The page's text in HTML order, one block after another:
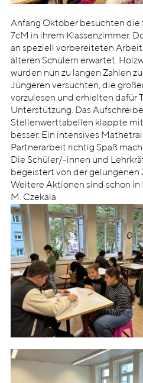
Anfang Oktober besuchten die
7cM in ihrem Klassenzimmer.
an speziell vorbereiteten
älteren Schülern erwartet.
wurden nun zu langen Zahlen
Jüngeren versuchten, die
vorzulesen und erhielten dafür
Unterstützung. Das
Stellenwerttabellen klappte
besser. Ein intensives
Partnerarbeit richtig Spaß
Die Schüler/-innen und
begeistert von der gelungenen
Weitere Aktionen sind schon in
M. Czekala